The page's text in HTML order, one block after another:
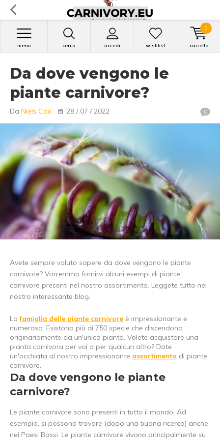
cerca accedi
menu wishlist carrello
0
Da dove vengono le
piante carnivore?
Da Niels Cox 28 / 07 / 2022 0
Avete sempre voluto sapere da dove vengono le piante
carnivore? Vorremmo fornirvi alcuni esempi di piante
carnivore presenti nel nostro assortimento. Leggete tutto nel
nostro interessante blog.
Lafamiglia delle piante carnivore è impressionante e
numerosa. Esistono più di 750 specie che discendono
originariamente da un'unica pianta. Volete acquistare una
pianta carnivora per voi o per qualcun altro? Date
un'occhiata al nostro impressionante assortimento di piante
carnivore.
Da dove vengono le piante
carnivore?
Le piante carnivore sono presenti in tutto il mondo. Ad
esempio, si possono trovare (dopo una buona ricerca) anche
nei Paesi Bassi. Le piante carnivore vivono principalmente su